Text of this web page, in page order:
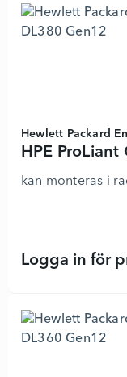
Hewlett Packard
HPE
kan monteras i
Logga in för